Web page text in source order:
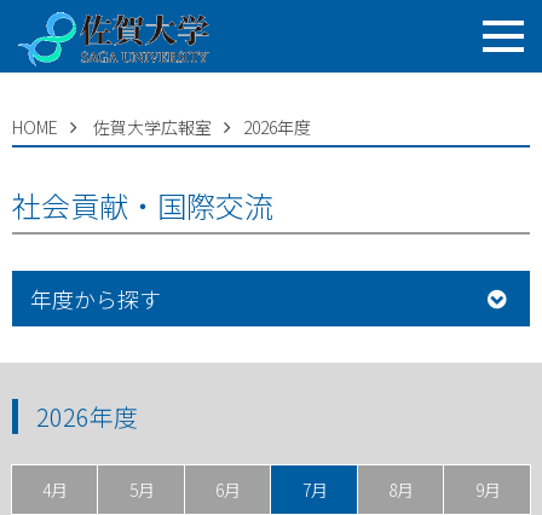
HOME 佐賀大学広報室 2026年度
社会貢献・国際交流
年度から探す
2026年度
4月 5月 6月 7月 8月 9月